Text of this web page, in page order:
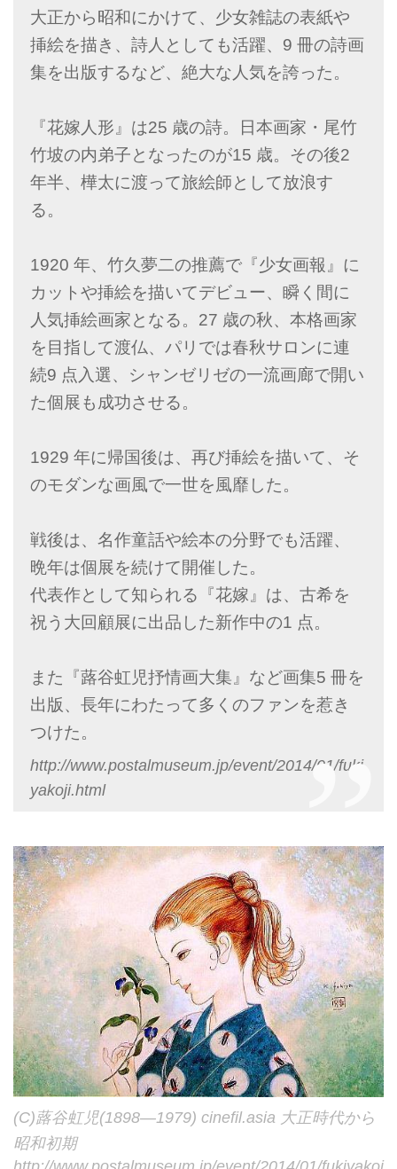
大正から昭和にかけて、少女雑誌の表紙や
挿絵を描き、詩人としても活躍、9 冊の詩画
集を出版するなど、絶大な人気を誇った。
『花嫁人形』は25 歳の詩。日本画家・尾竹
竹坡の内弟子となったのが15 歳。その後2
年半、樺太に渡って旅絵師として放浪す
る。
1920 年、竹久夢二の推薦で『少女画報』に
カットや挿絵を描いてデビュー、瞬く間に
人気挿絵画家となる。27 歳の秋、本格画家
を目指して渡仏、パリでは春秋サロンに連
続9 点入選、シャンゼリゼの一流画廊で開い
た個展も成功させる。
1929 年に帰国後は、再び挿絵を描いて、そ
のモダンな画風で一世を風靡した。
戦後は、名作童話や絵本の分野でも活躍、
晩年は個展を続けて開催した。
代表作として知られる『花嫁』は、古希を
祝う大回顧展に出品した新作中の1 点。
また『蕗谷虹児抒情画大集』など画集5 冊を
出版、長年にわたって多くのファンを惹き
つけた。
http://www.postalmuseum.jp/event/2014/01/fuki
yakoji.html
(C)蕗谷虹児(1898―1979) cinefil.asia 大正時代から
昭和初期